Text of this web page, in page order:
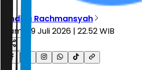
Andika Rachmansyah
Kamis, 9 Juli 2026 | 22.52 WIB